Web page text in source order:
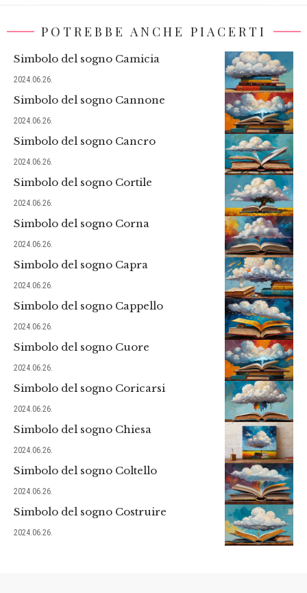
POTREBBE ANCHE PIACERTI
Simbolo del sogno Camicia
2024.06.26.
Simbolo del sogno Cannone
2024.06.26.
Simbolo del sogno Cancro
2024.06.26.
Simbolo del sogno Cortile
2024.06.26.
Simbolo del sogno Corna
2024.06.26.
Simbolo del sogno Capra
2024.06.26.
Simbolo del sogno Cappello
2024.06.26.
Simbolo del sogno Cuore
2024.06.26.
Simbolo del sogno Coricarsi
2024.06.26.
Simbolo del sogno Chiesa
2024.06.26.
Simbolo del sogno Coltello
2024.06.26.
Simbolo del sogno Costruire
2024.06.26.